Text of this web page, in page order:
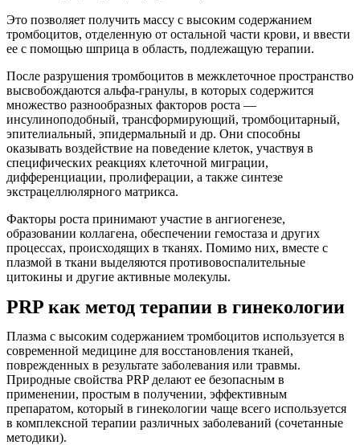
Это позволяет получить массу с высоким содержанием
тромбоцитов, отделенную от остальной части крови, и ввести
ее с помощью шприца в область, подлежащую терапии.
После разрушения тромбоцитов в межклеточное пространство
высвобождаются альфа-гранулы, в которых содержится
множество разнообразных факторов роста —
инсулиноподобный, трансформирующий, тромбоцитарный,
эпителиальный, эпидермальный и др. Они способны
оказывать воздействие на поведение клеток, участвуя в
специфических реакциях клеточной миграции,
дифференциации, пролиферации, а также синтезе
экстрацеллюлярного матрикса.
Факторы роста принимают участие в ангиогенезе,
образовании коллагена, обеспечении гемостаза и других
процессах, происходящих в тканях. Помимо них, вместе с
плазмой в ткани выделяются противовоспалительные
цитокины и другие активные молекулы.
PRP как метод терапии в гинекологии
Плазма с высоким содержанием тромбоцитов используется в
современной медицине для восстановления тканей,
поврежденных в результате заболевания или травмы.
Природные свойства PRP делают ее безопасным в
применении, простым в получении, эффективным
препаратом, который в гинекологии чаще всего используется
в комплексной терапии различных заболеваний (сочетанные
методики).